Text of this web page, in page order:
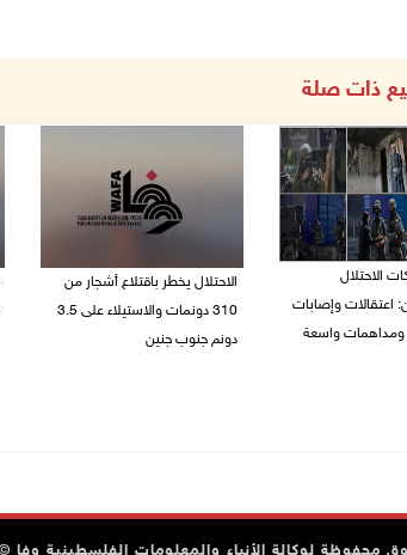
ذات صلة
الاحتلال
اعتقالات وإصابات
ومداهمات واسعة
الاحتلال يخطر باقتلاع أشجار من
310 دونمات والاستيلاء على 3.5
دونم جنوب جنين
محفوظة لوكالة الأنباء والمعلومات الفلسطينية وفا ©